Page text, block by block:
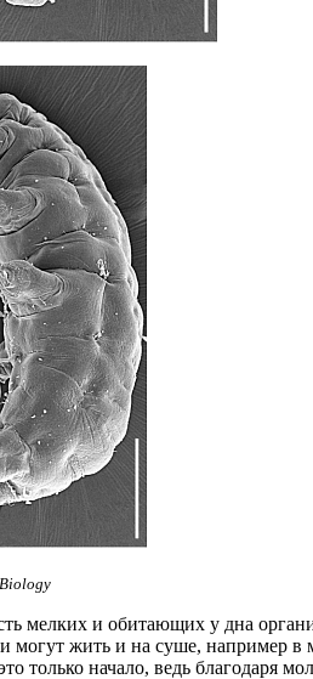
мелких и обитающих у дна
могут жить и на суше, например
только начало, ведь благодаря